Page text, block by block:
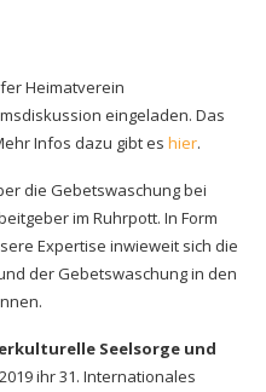
Heimatverein
eingeladen. Das
Infos dazu gibt es hier.
die Gebetswaschung bei
im Ruhrpott. In Form
Expertise inwieweit sich die
der Gebetswaschung in den
Seelsorge und
ihr 31. Internationales